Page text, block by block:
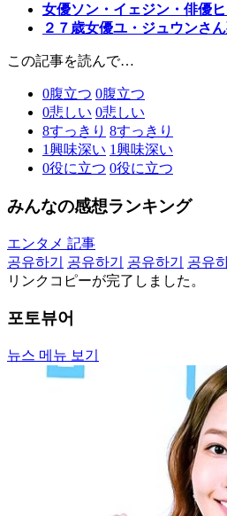
女優ソン・イェジン・俳優
２７歳女優ユ・ジュウンさ
この記事を読んで…
0腹立つ 0腹立つ
0悲しい 0悲しい
8すっきり 8すっきり
1興味深い 1興味深い
0役に立つ 0役に立つ
みんなの感想ランキング
エンタメ 記事
공유하기
공유하기 공유하기 공유
リンクコピーが完了しました。
포토뷰어
뉴스 메뉴 보기